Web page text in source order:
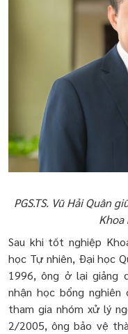
PGS.TS. Vũ Hải Quân
Khoa
Sau khi tốt nghiệp
học Tự nhiên, Đại học
1996, ông ở lại giảng
nhận học bổng
tham gia nhóm xử lý
2/2005, ông bảo vệ